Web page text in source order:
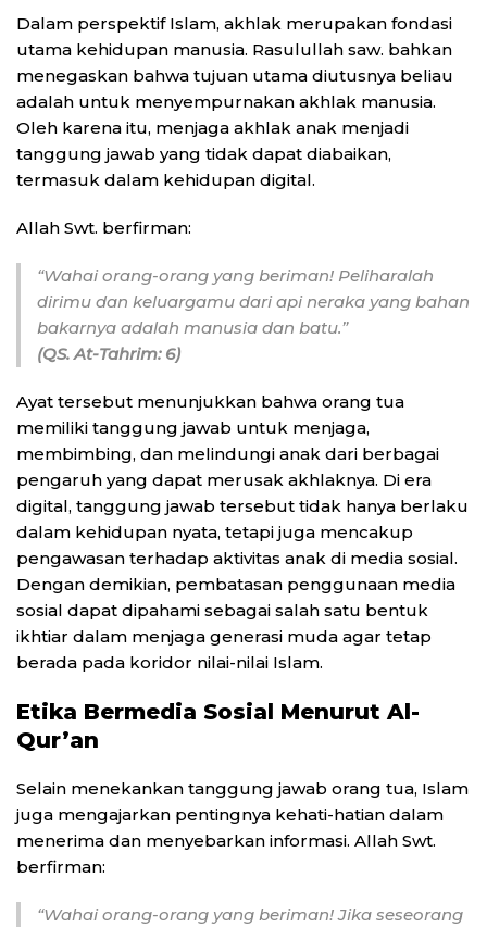
Dalam perspektif Islam, akhlak merupakan fondasi
utama kehidupan manusia. Rasulullah saw. bahkan
menegaskan bahwa tujuan utama diutusnya beliau
adalah untuk menyempurnakan akhlak manusia.
Oleh karena itu, menjaga akhlak anak menjadi
tanggung jawab yang tidak dapat diabaikan,
termasuk dalam kehidupan digital.
Allah Swt. berfirman:
“Wahai orang-orang yang beriman! Peliharalah
dirimu dan keluargamu dari api neraka yang bahan
bakarnya adalah manusia dan batu.”
(QS. At-Tahrim: 6)
Ayat tersebut menunjukkan bahwa orang tua
memiliki tanggung jawab untuk menjaga,
membimbing, dan melindungi anak dari berbagai
pengaruh yang dapat merusak akhlaknya. Di era
digital, tanggung jawab tersebut tidak hanya berlaku
dalam kehidupan nyata, tetapi juga mencakup
pengawasan terhadap aktivitas anak di media sosial.
Dengan demikian, pembatasan penggunaan media
sosial dapat dipahami sebagai salah satu bentuk
ikhtiar dalam menjaga generasi muda agar tetap
berada pada koridor nilai-nilai Islam.
Etika Bermedia Sosial Menurut Al-
Qur’an
Selain menekankan tanggung jawab orang tua, Islam
juga mengajarkan pentingnya kehati-hatian dalam
menerima dan menyebarkan informasi. Allah Swt.
berfirman:
“Wahai orang-orang yang beriman! Jika seseorang